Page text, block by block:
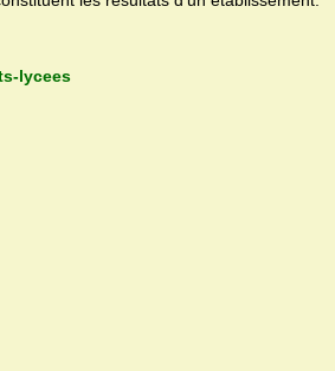
lycees